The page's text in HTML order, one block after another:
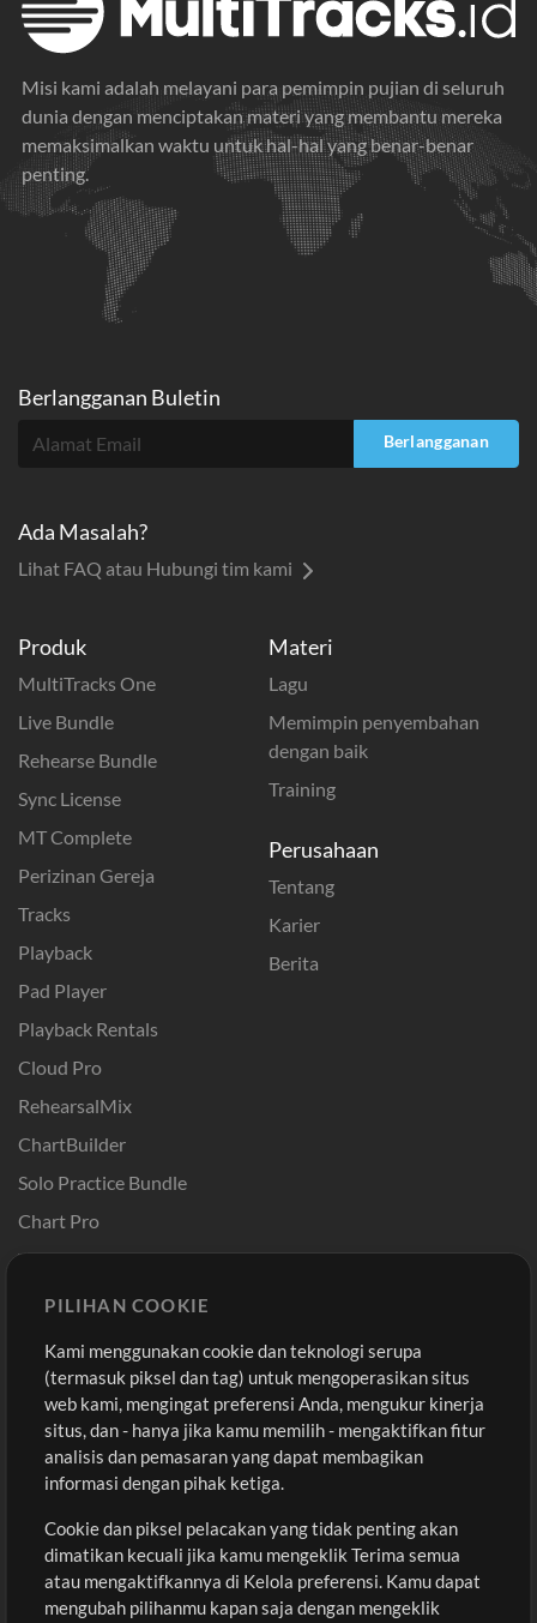
Misi kami adalah melayani para pemimpin pujian di seluruh
dunia dengan menciptakan materi yang membantu mereka
memaksimalkan waktu untuk hal-hal yang benar-benar
penting.
Produk
MultiTracks One
Live Bundle
Rehearse Bundle
Sync License
MT Complete
Perizinan Gereja
Tracks
Playback
Pad Player
Playback Rentals
Cloud Pro
RehearsalMix
ChartBuilder
Solo Practice Bundle
Chart Pro
Template ProPresenter
Sound
Materi
Lagu
Memimpin penyembahan
dengan baik
Training
Perusahaan
Tentang
Karier
Berita
Pembelian
Beli Kredit
Konten Gratis
Permintaan Lagu
Lain-lain
Sesi
Kirimkan musik kamu
Akun
Masuk
Daftar
Lihat Keranjang
Berlangganan Buletin
Berlangganan
Ada Masalah?
Lihat FAQ atau Hubungi tim kami
PILIHAN COOKIE
Kami menggunakan cookie dan teknologi serupa
(termasuk piksel dan tag) untuk mengoperasikan situs
web kami, mengingat preferensi Anda, mengukur kinerja
situs, dan - hanya jika kamu memilih - mengaktifkan fitur
analisis dan pemasaran yang dapat membagikan
informasi dengan pihak ketiga.
Cookie dan piksel pelacakan yang tidak penting akan
dimatikan kecuali jika kamu mengeklik Terima semua
atau mengaktifkannya di Kelola preferensi. Kamu dapat
mengubah pilihanmu kapan saja dengan mengeklik